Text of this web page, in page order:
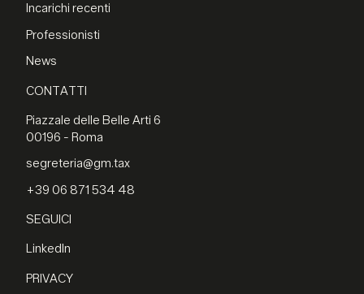
Incarichi recenti
Professionisti
News
CONTATTI
Piazzale delle Belle Arti 6
00196 - Roma
segreteria@gm.tax
+39 06 871 534 48
SEGUICI
LinkedIn
PRIVACY